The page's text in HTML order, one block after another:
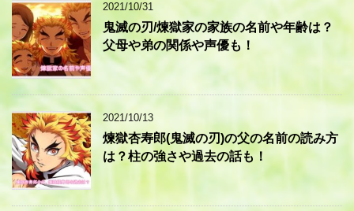
2021/10/31
鬼滅の刃/煉獄家の家族の名前や年齢は？
父母や弟の関係や声優も！
2021/10/13
煉獄杏寿郎(鬼滅の刃)の父の名前の読み方
は？柱の強さや過去の話も！